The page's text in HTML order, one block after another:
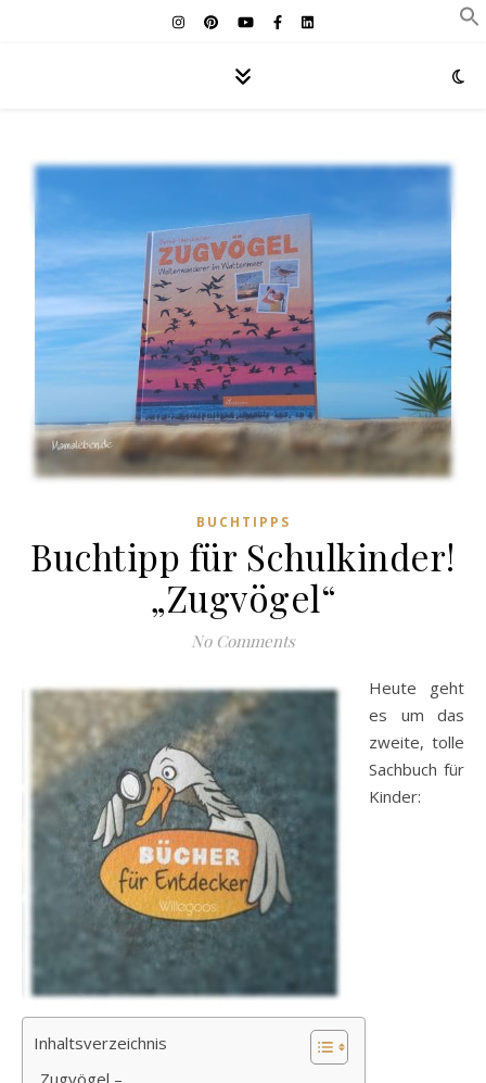
BUCHTIPPS
Buchtipp für Schulkinder!
„Zugvögel“
No Comments
Heute geht
es um das
zweite, tolle
Sachbuch für
Kinder:
Inhaltsverzeichnis